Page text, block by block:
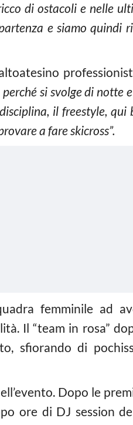
di ostacoli e nelle
e siamo quindi
si svolge di notte
il freestyle, qui
a fare skicross”.
femminile ad
Il “team in rosa”
sfiorando di
Dopo le
ore di DJ session